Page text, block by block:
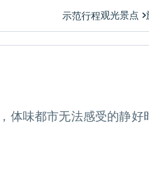
示范行程观光景点
味都市无法感受的静好